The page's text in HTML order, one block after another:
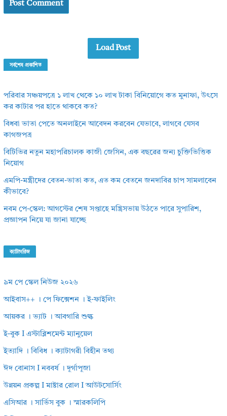
Load Post
সর্বশেষ প্রকাশিত
পরিবার সঞ্চয়পত্রে ১ লাখ থেকে ১০ লাখ টাকা বিনিয়োগে কত মুনাফা, উৎসে
কর কাটার পর হাতে থাকবে কত?
বিধবা ভাতা পেতে অনলাইনে আবেদন করবেন যেভাবে, লাগবে যেসব
কাগজপত্র
বিটিভির নতুন মহাপরিচালক কাজী জেসিন, এক বছরের জন্য চুক্তিভিত্তিক
নিয়োগ
এমপি-মন্ত্রীদের বেতন-ভাতা কত, এত কম বেতনে জনদাবির চাপ সামলাবেন
কীভাবে?
নবম পে-স্কেল: আগস্টের শেষ সপ্তাহে মন্ত্রিসভায় উঠতে পারে সুপারিশ,
প্রজ্ঞাপন নিয়ে যা জানা যাচ্ছে
ক্যাটাগরিজ
৯ম পে স্কেল নিউজ ২০২৬
আইবাস++ । পে ফিক্সেশন । ই-ফাইলিং
আয়কর । ভ্যাট । আবগারি শুল্ক
ই-বুক I এস্টাব্লিশমেন্ট ম্যানুয়েল
ইত্যাদি । বিবিধ । ক্যাটাগরী বিহীন তথ্য
ঈদ বোনাস I নববর্ষ । দূর্গাপূজা
উন্নয়ন প্রকল্প I মাষ্টার রোল I আউটসোর্সিং
এসিআর । সার্ভিস বুক । স্মারকলিপি